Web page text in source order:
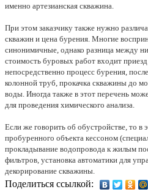
именно артезианская скважина.
При этом заказчику также нужно
скважин и цена бурения. Многие
синонимичные, однако разница между
стоимость буровых работ входит
непосредственно процесс бурения,
колонной труб, прокачка скважины до
воды. Иногда также в этот перечень
для проведения химического анализа.
Если же говорить об обустройстве, то в
пробуренного объекта кессоном
прокладывание водопровода к жилым
фильтров, установка автоматики для
декорирование скважины.
Поделиться ссылкой: